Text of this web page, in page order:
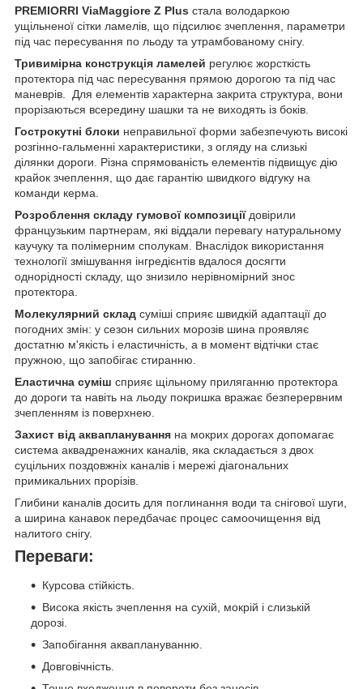
PREMIORRI ViaMaggiore Z Plus стала володаркою
ущільненої сітки ламелів, що підсилює зчеплення, параметри
під час пересування по льоду та утрамбованому снігу.
Тривимірна конструкція ламелей регулює жорсткість
протектора під час пересування прямою дорогою та під час
маневрів. Для елементів характерна закрита структура, вони
прорізаються всередину шашки та не виходять із боків.
Гострокутні блоки неправильної форми забезпечують високі
розгінно-гальменні характеристики, з огляду на слизькі
ділянки дороги. Різна спрямованість елементів підвищує дію
крайок зчеплення, що дає гарантію швидкого відгуку на
команди керма.
Розроблення складу гумової композиціїдовірили
французьким партнерам, які віддали перевагу натуральному
каучуку та полімерним сполукам. Внаслідок використання
технології змішування інгредієнтів вдалося досягти
однорідності складу, що знизило нерівномірний знос
протектора.
Молекулярний склад суміші сприяє швидкій адаптації до
погодних змін: у сезон сильних морозів шина проявляє
достатню м'якість і еластичність, а в момент відтічки стає
пружною, що запобігає стиранню.
Еластична суміш сприяє щільному приляганню протектора
до дороги та навіть на льоду покришка вражає безперервним
зчепленням із поверхнею.
Захист від аквапланування на мокрих дорогах допомагає
система аквадренажних каналів, яка складається з двох
суцільних поздовжніх каналів і мережі діагональних
примикальних прорізів.
Глибини каналів досить для поглинання води та снігової шуги,
а ширина канавок передбачає процес самоочищення від
налитого снігу.
Переваги:
Курсова стійкість.
Висока якість зчеплення на сухій, мокрій і слизькій
дорозі.
Запобігання акваплануванню.
Довговічність.